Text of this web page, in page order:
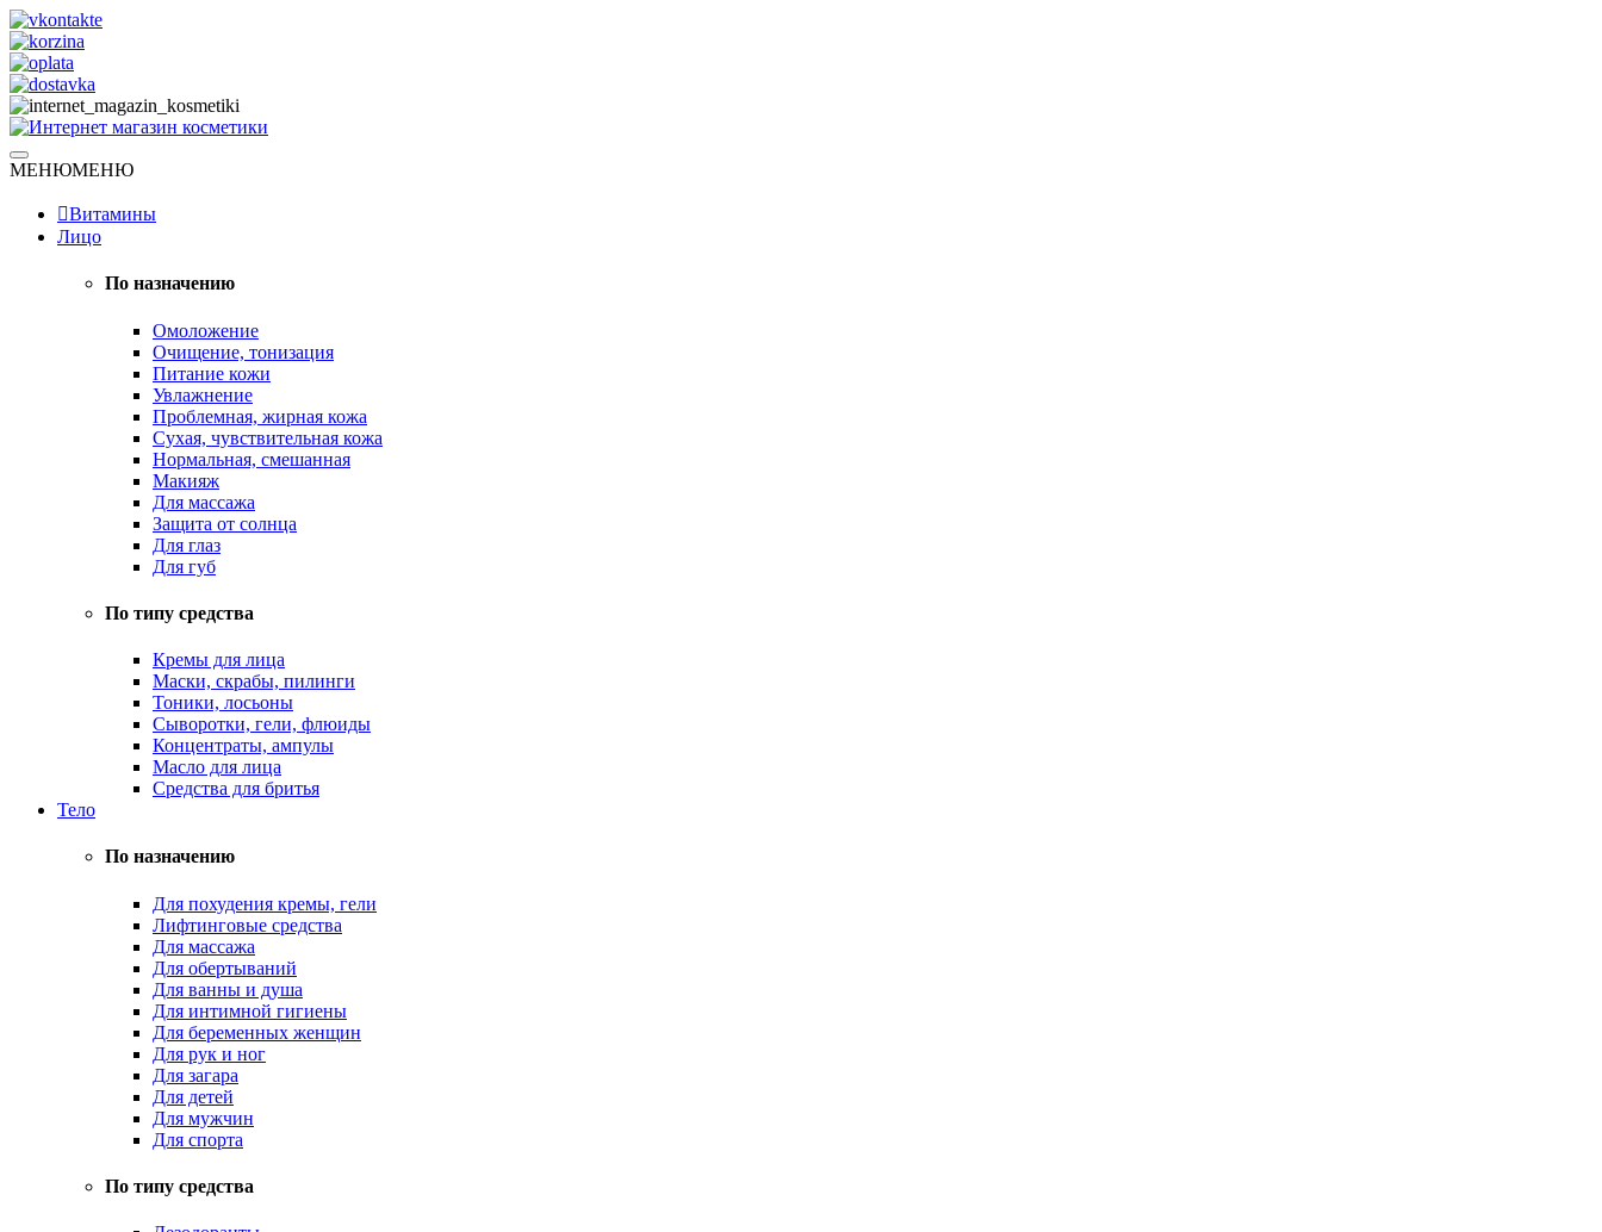
Skip
to
content
Интернет магазин косметики
Натуральная косметика
МЕНЮМЕНЮ
Витамины
Лицо
По назначению
Омоложение
Очищение, тонизация
Питание кожи
Увлажнение
Проблемная, жирная кожа
Сухая, чувствительная кожа
Нормальная, смешанная
Макияж
Для массажа
Защита от солнца
Для глаз
Для губ
По типу средства
Кремы для лица
Маски, скрабы, пилинги
Тоники, лосьоны
Сыворотки, гели, флюиды
Концентраты, ампулы
Масло для лица
Средства для бритья
Тело
По назначению
Для похудения кремы, гели
Лифтинговые средства
Для массажа
Для обертываний
Для ванны и душа
Для интимной гигиены
Для беременных женщин
Для рук и ног
Для загара
Для детей
Для мужчин
Для спорта
По типу средства